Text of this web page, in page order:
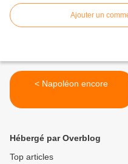
Ajouter un
< Napoléon encore
Hébergé par Overblog
Top articles